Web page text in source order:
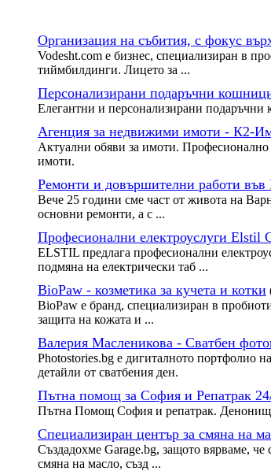
Организация на събития, с фокус
Vodesht.com е бизнес, специализиран в
тиймбилдинги. Лицето за ...
Персонализирани подаръчни
Елегантни и персонализирани
Агенция за недвижими имоти - К2-
Актуални обяви за имоти.
имоти.
Ремонти и довършителни работи във
Вече 25 години сме част от живота на
основни ремонти, а с ...
Професионални електроуслуги Elstil
ELSTIL предлага професионални
подмяна на електрически таб ...
BioPaw - козметика за кучета и котки
BioPaw е бранд, специализиран в
защита на кожата и ...
Валерия Масленикова - Сватбен
Photostories.bg е дигиталното портфолио
детайли от сватбения ден.
Пътна помощ за София и Репатрак
Пътна Помощ София и репатрак.
Специализиран център за смяна на
Създадохме Garage.bg, защото вярваме,
смяна на масло, създ ...